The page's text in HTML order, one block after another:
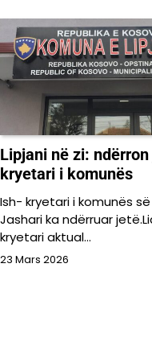
Lipjani në zi:
kryetari i komunës
Ish- kryetari i komunës
Jashari ka ndërruar
kryetari aktual…
23 Mars 2026